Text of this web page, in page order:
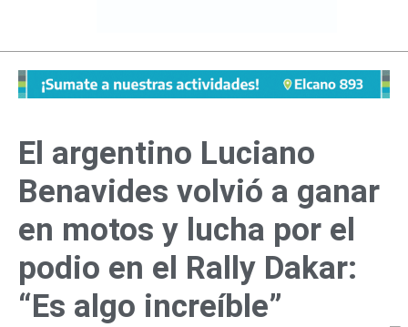
El argentino Luciano
Benavides volvió a ganar
en motos y lucha por el
podio en el Rally Dakar:
“Es algo increíble”